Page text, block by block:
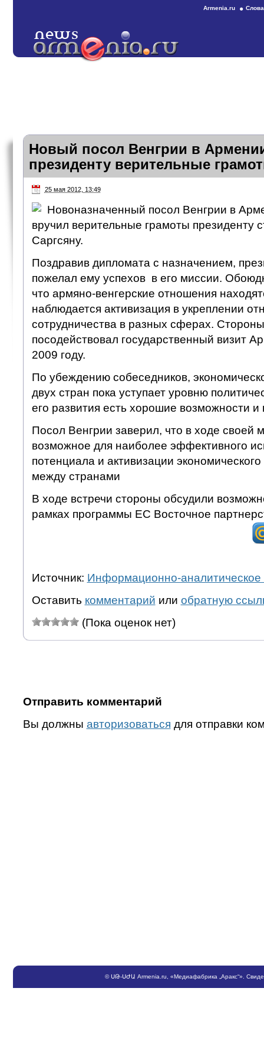
Armenia.ru
Новый посол Венгрии в
президенту верительные
25 мая 2012, 13:49
Новоназначенный посол Венгрии в
вручил верительные грамоты президенту
Саргсяну.
Поздравив дипломата с назначением,
пожелал ему успехов в его миссии.
что армяно-венгерские отношения
наблюдается активизация в укреплении
сотрудничества в разных сферах.
посодействовал государственный визит
2009 году.
По убеждению собеседников,
двух стран пока уступает уровню
его развития есть хорошие возможности и
Посол Венгрии заверил, что в ходе своей
возможное для наиболее эффективного
потенциала и активизации
между странами
В ходе встречи стороны обсудили
рамках программы ЕС Восточное
Источник: Информационно-аналитическое
Оставить комментарий или обратную
(Пока оценок нет)
Отправить комментарий
Вы должны авторизоваться для отправки
©ՍԹ-ՍԺԱ Armenia.ru , «Медиафабрика „Аракс“».